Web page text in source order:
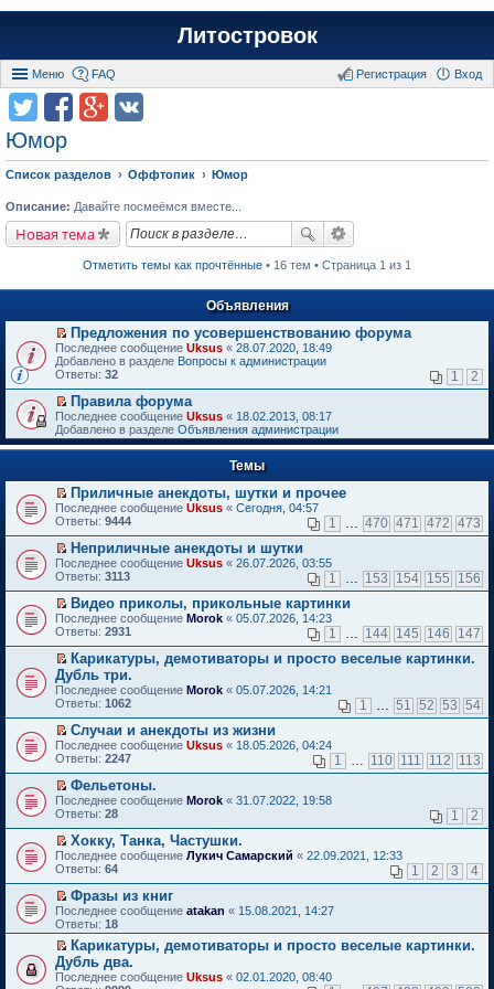
Литостровок
Меню FAQ Вход
Регистрация
Юмор
Список разделов Оффтопик Юмор
Описание: Давайте посмеёмся вместе...
Новая тема
Отметить темы как прочтённые • 16 тем • Страница 1 из 1
Объявления
П
е
р
й
т
и
к
п
в
о
м
у
н
е
п
р
о
ч
и
т
а
н
н
о
м
у
с
о
о
щ
н
и
ю
Предложения по усовершенствованию форума
Последнее сообщение Uksus « 28.07.2020, 18:49
Добавлено в разделе Вопросы к администрации
Ответы: 32 1 2
П
е
р
е
т
и
к
п
р
в
о
м
у
н
е
п
р
о
ч
и
т
а
н
н
о
м
у
с
о
б
щ
е
н
и
ю
Правила форума
Последнее сообщение Uksus « 18.02.2013, 08:17
Добавлено в разделе Объявления администрации
Темы
П
е
е
й
т
и
к
п
е
р
в
о
м
у
н
е
п
р
о
и
т
а
н
н
о
м
у
с
о
о
б
щ
е
н
и
Приличные анекдоты, шутки и прочее
Последнее сообщение Uksus « Сегодня, 04:57
Ответы: 9444 1 470 471 472 473
П
е
е
й
т
и
к
п
е
р
в
о
м
у
н
е
п
р
о
и
т
а
н
н
о
м
у
с
о
о
б
Неприличные анекдоты и шутки
Последнее сообщение Uksus « 26.07.2026, 03:55
Ответы: 3113 1 153 154 155 156
П
е
е
й
т
и
к
п
е
р
в
о
м
у
н
е
п
р
о
и
т
а
н
н
о
м
у
Видео приколы, прикольные картинки
Последнее сообщение Morok « 05.07.2026, 14:23
Ответы: 2931 1 144 145 146 147
П
е
р
е
й
т
и
к
п
е
р
в
о
м
у
н
е
п
р
о
ч
и
т
а
Карикатуры, демотиваторы и просто веселые картинки.
Дубль три.
Последнее сообщение Morok « 05.07.2026, 14:21
Ответы: 1062 1 51 52 53 54
П
е
е
т
и
к
п
е
р
в
о
м
у
н
е
п
р
Случаи и анекдоты из жизни
Последнее сообщение Uksus « 18.05.2026, 04:24
Ответы: 2247 1 110 111 112 113
П
е
е
й
т
и
к
п
е
р
в
м
у
Фельетоны.
Последнее сообщение Morok « 31.07.2022, 19:58
Ответы: 28 1 2
П
е
е
т
и
п
е
р
Хокку, Танка, Частушки.
Последнее сообщение Лукич Самарский « 22.09.2021, 12:33
Ответы: 64 1 2 3 4
П
е
р
е
й
т
и
Фразы из книг
Последнее сообщение atakan « 15.08.2021, 14:27
Ответы: 18
П
е
р
Карикатуры, демотиваторы и просто веселые картинки.
Дубль два.
Последнее сообщение Uksus « 02.01.2020, 08:40